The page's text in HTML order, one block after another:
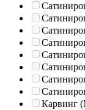
Карвинг